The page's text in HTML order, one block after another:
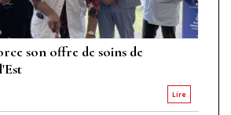
son offre de soins de
Lire